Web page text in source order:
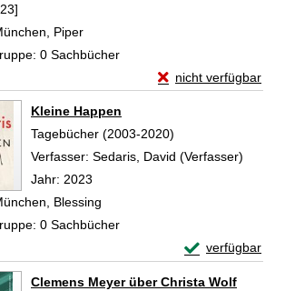
Piper
0 Sachbücher
nicht verfügbar
Exemplar-Details
Kleine Happen
Tagebücher (2003-2020)
Verfasser: Sedaris, David (Verfasser)
Jahr: 2023
Blessing
0 Sachbücher
verfügbar
Exemplar-
Clemens Meyer über Christa Wolf